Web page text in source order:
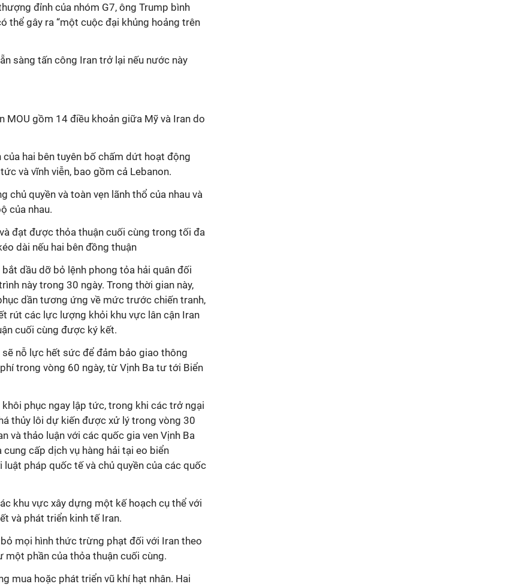
đỉnh của nhóm G7, ông Trump bình
thể gây ra “một cuộc đại khủng hoảng trên
sàng tấn công Iran trở lại nếu nước này
MOU gồm 14 điều khoản giữa Mỹ và Iran do
hai bên tuyên bố chấm dứt hoạt động
và vĩnh viễn, bao gồm cả Lebanon.
chủ quyền và toàn vẹn lãnh thổ của nhau và
của nhau.
đạt được thỏa thuận cuối cùng trong tối đa
dài nếu hai bên đồng thuận
dầu dỡ bỏ lệnh phong tỏa hải quân đối
này trong 30 ngày. Trong thời gian này,
dần tương ứng về mức trước chiến tranh,
rút các lực lượng khỏi khu vực lân cận Iran
cuối cùng được ký kết.
sẽ nỗ lực hết sức để đảm bảo giao thông
trong vòng 60 ngày, từ Vịnh Ba tư tới Biển
phục ngay lập tức, trong khi các trở ngại
thủy lôi dự kiến được xử lý trong vòng 30
và thảo luận với các quốc gia ven Vịnh Ba
cấp dịch vụ hàng hải tại eo biển
luật pháp quốc tế và chủ quyền của các quốc
khu vực xây dựng một kế hoạch cụ thể với
và phát triển kinh tếIran.
mọi hình thức trừng phạt đối với Iran theo
phần của thỏa thuận cuối cùng.
mua hoặc phát triển vũ khí hạt nhân. Hai